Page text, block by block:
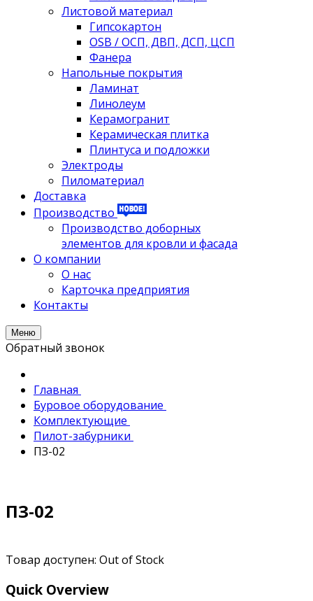
Листовой материал
Гипсокартон
OSB / ОСП, ДВП, ДСП, ЦСП
Фанера
Напольные покрытия
Ламинат
Линолеум
Керамогранит
Керамическая плитка
Плинтуса и подложки
Электроды
Пиломатериал
Доставка
Производство
Производство доборных
элементов для кровли и фасада
О компании
О нас
Карточка предприятия
Контакты
Меню
Обратный звонок
Главная
Буровое оборудование
Комплектующие
Пилот-забурники
ПЗ-02
ПЗ-02
Товар доступен: Out of Stock
Quick Overview